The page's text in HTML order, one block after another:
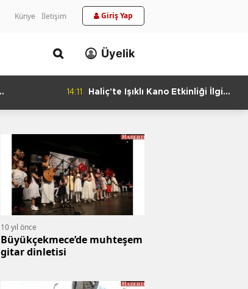
Künye İletişim Giriş Yap
Üyelik
14:11
Haliç'te Işıklı Kano Etkinliği İlgi
10 yıl önce
Büyükçekmece’de muhteşem
gitar dinletisi